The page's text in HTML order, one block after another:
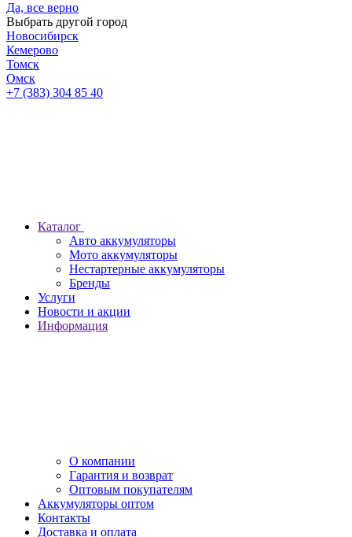
Да, все верно
Выбрать другой город
Новосибирск
Кемерово
Томск
Омск
+7 (383) 304 85 40
Каталог
Авто аккумуляторы
Мото аккумуляторы
Нестартерные аккумуляторы
Бренды
Услуги
Новости и акции
Информация
О компании
Гарантия и возврат
Оптовым покупателям
Аккумуляторы оптом
Контакты
Доставка и оплата